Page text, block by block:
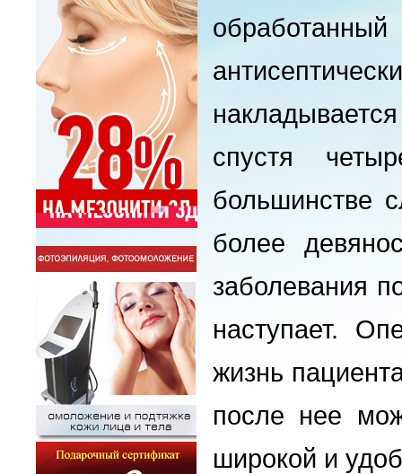
спустя
большинстве
более
заболевания
наступает.
жизнь
после нее
широкой и